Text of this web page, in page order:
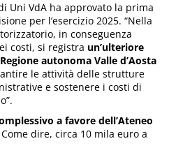
Uni VdA ha approvato la prima
per l’esercizio 2025. “Nella
in conseguenza
costi, si registra un’ulteriore
autonoma Valle d’Aosta
le attività delle strutture
e sostenere i costi di
a favore dell’Ateneo
Come dire, circa 10 mila euro a